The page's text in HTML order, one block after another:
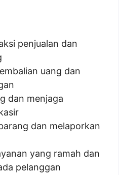
penjualan dan
uang dan
dan menjaga
dan melaporkan
yang ramah dan
pelanggan